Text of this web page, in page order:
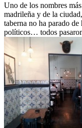
Uno de los nombres
madrileña y de la
taberna no ha parado
políticos… todos